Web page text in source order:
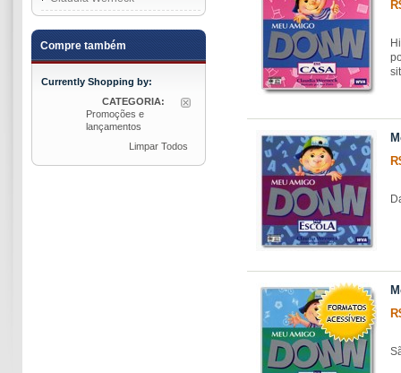
Compre também
Currently Shopping by:
CATEGORIA:
Promoções e
lançamentos
Limpar Todos